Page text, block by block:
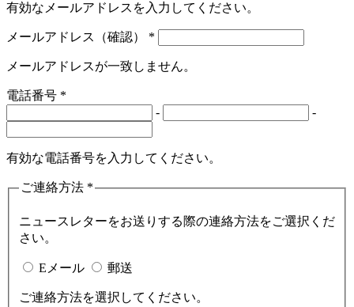
有効なメールアドレスを入力してください。
メールアドレス（確認） *
メールアドレスが一致しません。
電話番号 *
-
-
有効な電話番号を入力してください。
ご連絡方法 *
ニュースレターをお送りする際の連絡方法をご選択くだ
さい。
Eメール 郵送
ご連絡方法を選択してください。